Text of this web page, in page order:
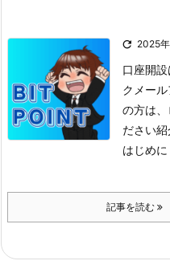
 2025
口座開
クメー
の方は、
ださい紹
はじめに
記事を読む